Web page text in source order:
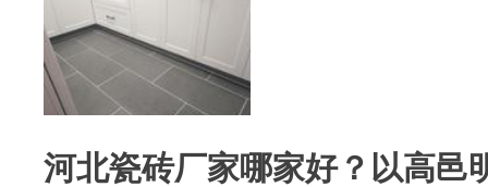
河北瓷砖厂家哪家好？以高邑